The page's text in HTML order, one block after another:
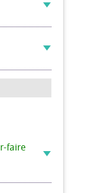
d
d
d
faire